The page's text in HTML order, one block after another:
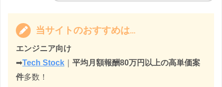
当サイトのおすすめは…
エンジニア向け
➡︎Tech Stock
平均月額報酬80万円以上の高単価案
件多数！